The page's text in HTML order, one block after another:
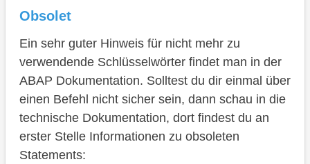
Obsolet
Ein sehr guter Hinweis für nicht mehr zu
verwendende Schlüsselwörter findet man in der
ABAP Dokumentation. Solltest du dir einmal über
einen Befehl nicht sicher sein, dann schau in die
technische Dokumentation, dort findest du an
erster Stelle Informationen zu obsoleten
Statements: